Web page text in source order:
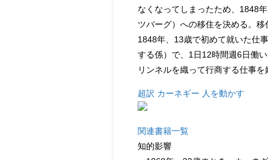
なくなってしまったため、1848
ツバーグ）への移住を決める。
1848年、13歳で初めて就いた仕
する係）で、1日12時間週6日働
リンネルを織って行商する仕事
超訳 カーネギー 人を動かす
関連書籍一覧
知的影響